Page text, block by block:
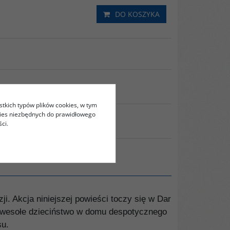
DO KOSZYKA
Akcja niniejszej powieści toczy się w Dar
dzieciństwo w domu despotycznego
typów plików cookies, w tym
niezbędnych do prawidłowego